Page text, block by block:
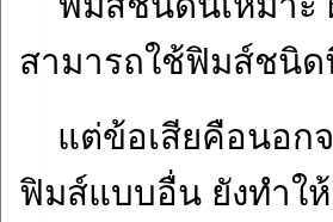
สามารถใช้ฟิมส์ชนิ
แต่ข้อเสียคือนอกจ
ฟิมส์แบบอื่น ยังทำใ